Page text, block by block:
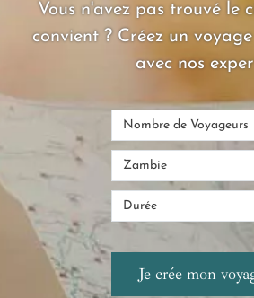
Vous n'avez pas trouvé le
convient ? Créez un
avec nos